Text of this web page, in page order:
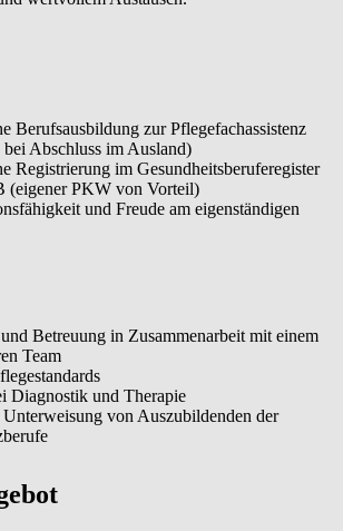
Pflege zu Hause! Werde auch du Teil
bieten wir ab sofort die Jobposition
m/d).
Berufsausbildung zur Pflegefachassistenz
Abschluss im Ausland)
Registrierung im Gesundheitsberuferegister
(eigener PKW von Vorteil)
und Freude am eigenständigen
Betreuung in Zusammenarbeit mit einem
Team
Diagnostik und Therapie
von Auszubildenden der